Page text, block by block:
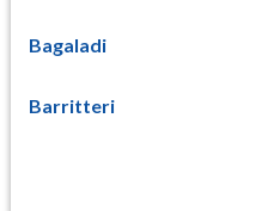
Bagaladi
Barritteri